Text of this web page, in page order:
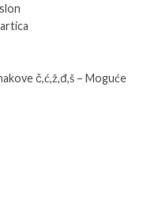
č,ć,ž,đ,š – Moguće